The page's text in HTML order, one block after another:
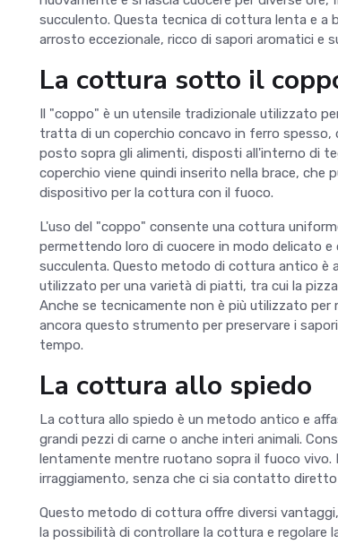
succulento. Questa tecnica di cottura lenta e a
arrosto eccezionale, ricco di sapori aromatici e
La cottura sotto il
Il "coppo" è un utensile tradizionale utilizzato
tratta di un coperchio concavo in ferro
posto sopra gli alimenti, disposti all'interno di
coperchio viene quindi inserito nella brace, che
dispositivo per la cottura con il fuoco.
L'uso del "coppo" consente una cottura
permettendo loro di cuocere in modo delicato
succulenta. Questo metodo di cottura antico è
utilizzato per una varietà di piatti, tra cui la
Anche se tecnicamente non è più utilizzato
ancora questo strumento per preservare i
tempo.
La cottura allo spiedo
La cottura allo spiedo è un metodo antico e
grandi pezzi di carne o anche interi animali.
lentamente mentre ruotano sopra il fuoco vivo.
irraggiamento, senza che ci sia contatto
Questo metodo di cottura offre diversi
la possibilità di controllare la cottura e regolare